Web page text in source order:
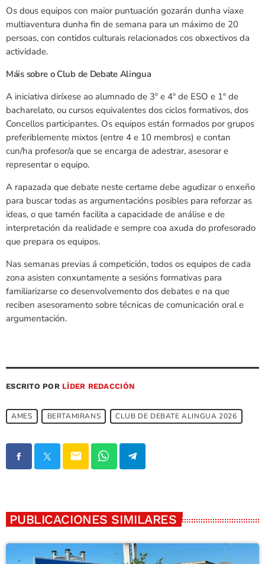
Os dous equipos con maior puntuación gozarán dunha viaxe
multiaventura dunha fin de semana para un máximo de 20
persoas, con contidos culturais relacionados cos obxectivos da
actividade.
Máis sobre o Club de Debate Alingua
A iniciativa diríxese ao alumnado de 3º e 4º de ESO e 1º de
bacharelato, ou cursos equivalentes dos ciclos formativos, dos
Concellos participantes. Os equipos están formados por grupos
preferiblemente mixtos (entre 4 e 10 membros) e contan
cun/ha profesor/a que se encarga de adestrar, asesorar e
representar o equipo.
A rapazada que debate neste certame debe agudizar o enxeño
para buscar todas as argumentacións posibles para reforzar as
ideas, o que tamén facilita a capacidade de análise e de
interpretación da realidade e sempre coa axuda do profesorado
que prepara os equipos.
Nas semanas previas á competición, todos os equipos de cada
zona asisten conxuntamente a sesións formativas para
familiarizarse co desenvolvemento dos debates e na que
reciben asesoramento sobre técnicas de comunicación oral e
argumentación.
ESCRITO POR LÍDER REDACCIÓN
AMES BERTAMIRANS CLUB DE DEBATE ALINGUA 2026
email
PUBLICACIONES SIMILARES